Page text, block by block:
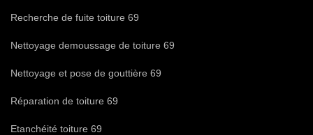
Recherche de fuite toiture 69
Nettoyage demoussage de toiture 69
Nettoyage et pose de gouttière 69
Réparation de toiture 69
Etanchéité toiture 69